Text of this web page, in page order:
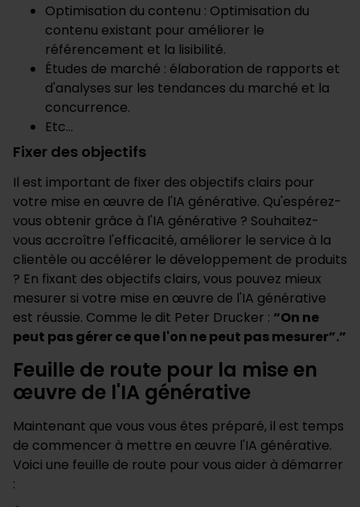
Optimisation du contenu : Optimisation du
contenu existant pour améliorer le
référencement et la lisibilité.
Études de marché : élaboration de rapports et
d'analyses sur les tendances du marché et la
concurrence.
Etc...
Fixer des objectifs
Il est important de fixer des objectifs clairs pour
votre mise en œuvre de l'IA générative. Qu'espérez-
vous obtenir grâce à l'IA générative ? Souhaitez-
vous accroître l'efficacité, améliorer le service à la
clientèle ou accélérer le développement de produits
? En fixant des objectifs clairs, vous pouvez mieux
mesurer si votre mise en œuvre de l'IA générative
est réussie. Comme le dit Peter Drucker : “On ne
peut pas gérer ce que l'on ne peut pas mesurer”.”
Feuille de route pour la mise en
œuvre de l'IA générative
Maintenant que vous vous êtes préparé, il est temps
de commencer à mettre en œuvre l'IA générative.
Voici une feuille de route pour vous aider à démarrer
: